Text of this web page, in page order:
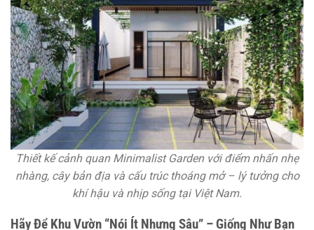
Thiết kế cảnh quan Minimalist Garden với điểm nhấn nhẹ
nhàng, cây bản địa và cấu trúc thoáng mở – lý tưởng cho
khí hậu và nhịp sống tại Việt Nam.
Hãy Để Khu Vườn “Nói Ít Nhưng Sâu” – Giống Như Bạn